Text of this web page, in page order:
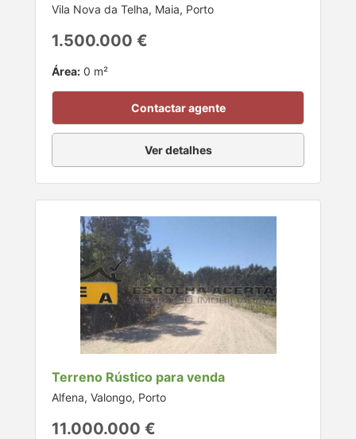
Vila Nova da Telha, Maia, Porto
1.500.000 €
Área: 0 m²
Contactar agente
Ver detalhes
Terreno Rústico para venda
Alfena, Valongo, Porto
11.000.000 €